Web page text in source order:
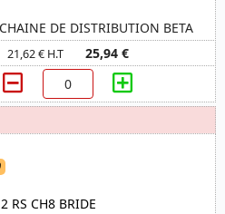
DE DISTRIBUTION BETA
21,62 € H.T 25,94 €
RS CH8 BRIDE